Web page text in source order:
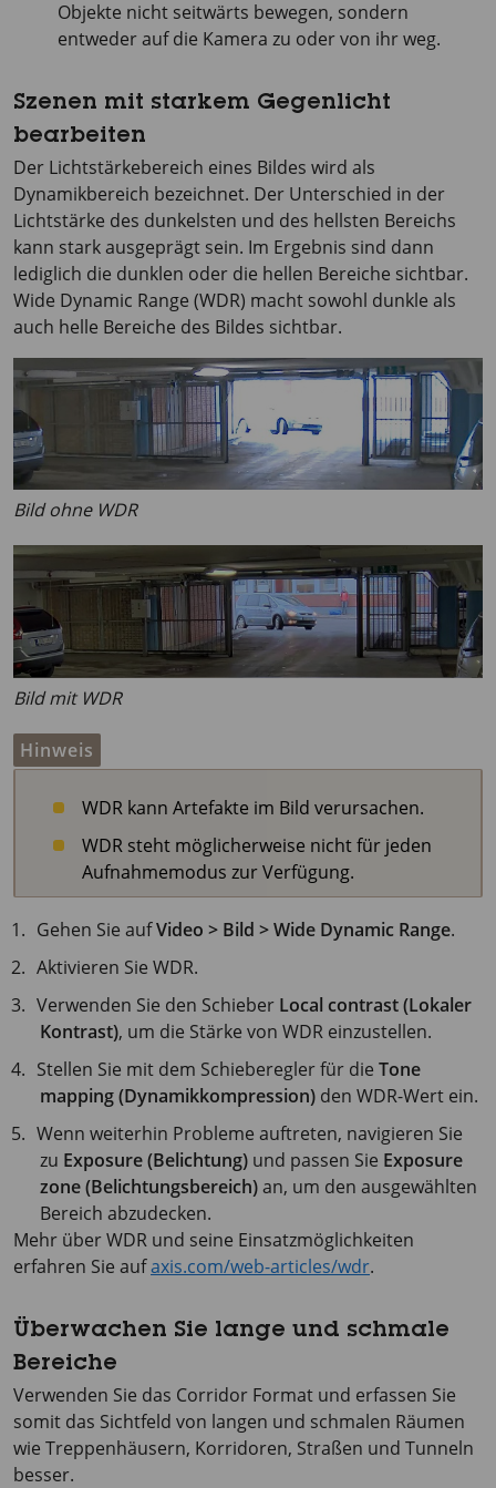
Objekte nicht seitwärts bewegen, sondern
entweder auf die Kamera zu oder von ihr weg.
Szenen mit starkem Gegenlicht
bearbeiten
Der Lichtstärkebereich eines Bildes wird als
Dynamikbereich bezeichnet. Der Unterschied in der
Lichtstärke des dunkelsten und des hellsten Bereichs
kann stark ausgeprägt sein. Im Ergebnis sind dann
lediglich die dunklen oder die hellen Bereiche sichtbar.
Wide Dynamic Range (WDR) macht sowohl dunkle als
auch helle Bereiche des Bildes sichtbar.
Bild ohne WDR
Bild mit WDR
Hinweis
WDR kann Artefakte im Bild verursachen.
WDR steht möglicherweise nicht für jeden
Aufnahmemodus zur Verfügung.
Gehen Sie aufVideo > Bild > Wide Dynamic Range.
Aktivieren Sie WDR.
Verwenden Sie den Schieber Local contrast (Lokaler
Kontrast), um die Stärke von WDR einzustellen.
Stellen Sie mit dem Schieberegler für dieTone
mapping (Dynamikkompression) den WDR-Wert ein.
Wenn weiterhin Probleme auftreten, navigieren Sie
zu Exposure (Belichtung) und passen Sie Exposure
zone (Belichtungsbereich)an, um den ausgewählten
Bereich abzudecken.
Mehr über WDR und seine Einsatzmöglichkeiten
erfahren Sie aufaxis.com/web-articles/wdr.
Überwachen Sie lange und schmale
Bereiche
Verwenden Sie das Corridor Format und erfassen Sie
somit das Sichtfeld von langen und schmalen Räumen
wie Treppenhäusern, Korridoren, Straßen und Tunneln
besser.